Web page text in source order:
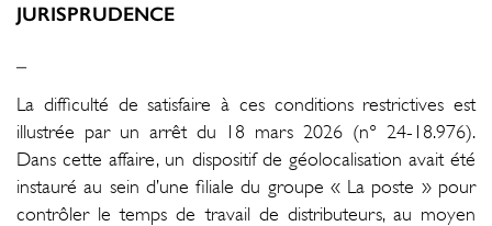
JURISPRUDENCE
La difficulté de satisfaire à ces conditions restrictives est
illustrée par un arrêt du 18 mars 2026 (n° 24-18.976).
Dans cette affaire, un dispositif de géolocalisation avait été
instauré au sein d’une filiale du groupe « La poste » pour
contrôler le temps de travail de distributeurs, au moyen